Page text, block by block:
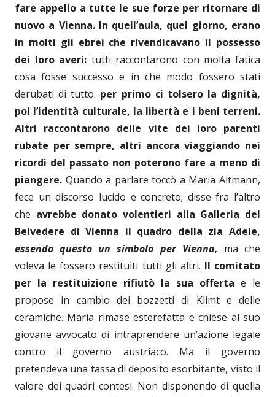
fare appello a tutte le sue forze per ritornare di
nuovo a Vienna. In quell’aula, quel giorno, erano
in molti gli ebrei che rivendicavano il possesso
dei loro averi: tutti raccontarono con molta fatica
cosa fosse successo e in che modo fossero stati
derubati di tutto: per primo ci tolsero la dignità,
poi l’identità culturale, la libertà e i beni terreni.
Altri raccontarono delle vite dei loro parenti
rubate per sempre, altri ancora viaggiando nei
ricordi del passato non poterono fare a meno di
piangere. Quando a parlare toccò a Maria Altmann,
fece un discorso lucido e concreto; disse fra l’altro
che avrebbe donato volentieri alla Galleria del
Belvedere di Vienna il quadro della zia Adele,
essendo questo un simbolo per Vienna, ma che
voleva le fossero restituiti tutti gli altri. Il comitato
per la restituizione rifiutò la sua offerta e le
propose in cambio dei bozzetti di Klimt e delle
ceramiche. Maria rimase esterefatta e chiese al suo
giovane avvocato di intraprendere un’azione legale
contro il governo austriaco. Ma il governo
pretendeva una tassa di deposito esorbitante, visto il
valore dei quadri contesi. Non disponendo di quella